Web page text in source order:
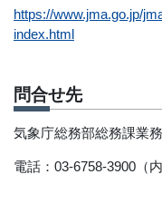
https://www.jma.go.jp/
index.html
問合せ先
気象庁総務部総務課業
電話：03-6758-3900（内